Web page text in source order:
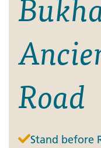
Road
Stand before